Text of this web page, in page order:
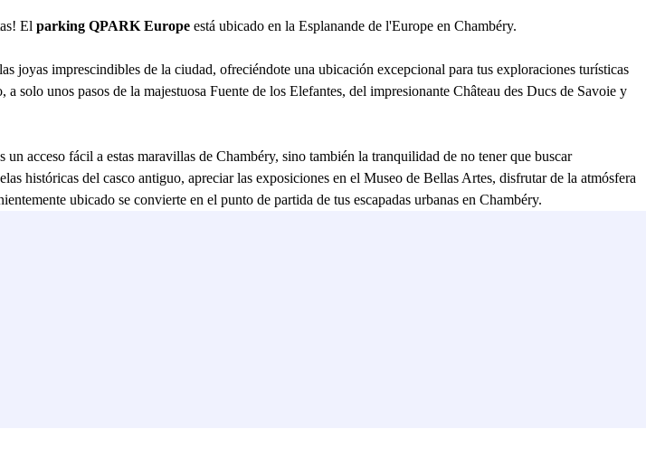
El parking QPARK Europe está ubicado en la Esplanande de l'Europe en Chambéry.
joyas imprescindibles de la ciudad, ofreciéndote una ubicación excepcional para tus exploraciones turísticas
unos pasos de la majestuosa Fuente de los Elefantes, del impresionante Château des Ducs de Savoie y
acceso fácil a estas maravillas de Chambéry, sino también la tranquilidad de no tener que buscar
históricas del casco antiguo, apreciar las exposiciones en el Museo de Bellas Artes, disfrutar de la atmósfera
ubicado se convierte en el punto de partida de tus escapadas urbanas en Chambéry.